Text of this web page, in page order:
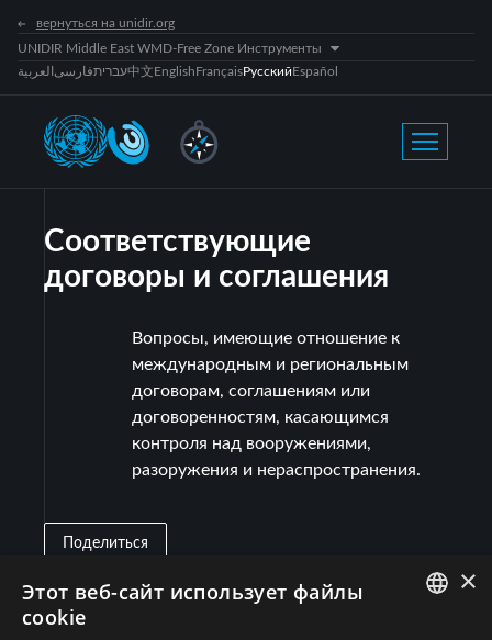
вернуться на unidir.org
UNIDIR Middle East WMD-Free Zone Инструменты
العربية فارسیעברית中文EnglishFrançaisРусскийEspañol
Соответствующие
договоры и соглашения
Вопросы, имеющие отношение к
международным и региональным
договорам, соглашениям или
договоренностям, касающимся
контроля над вооружениями,
разоружения и нераспространения.
Поделиться
Развернуть все ×
Этот веб-сайт использует файлы
cookie